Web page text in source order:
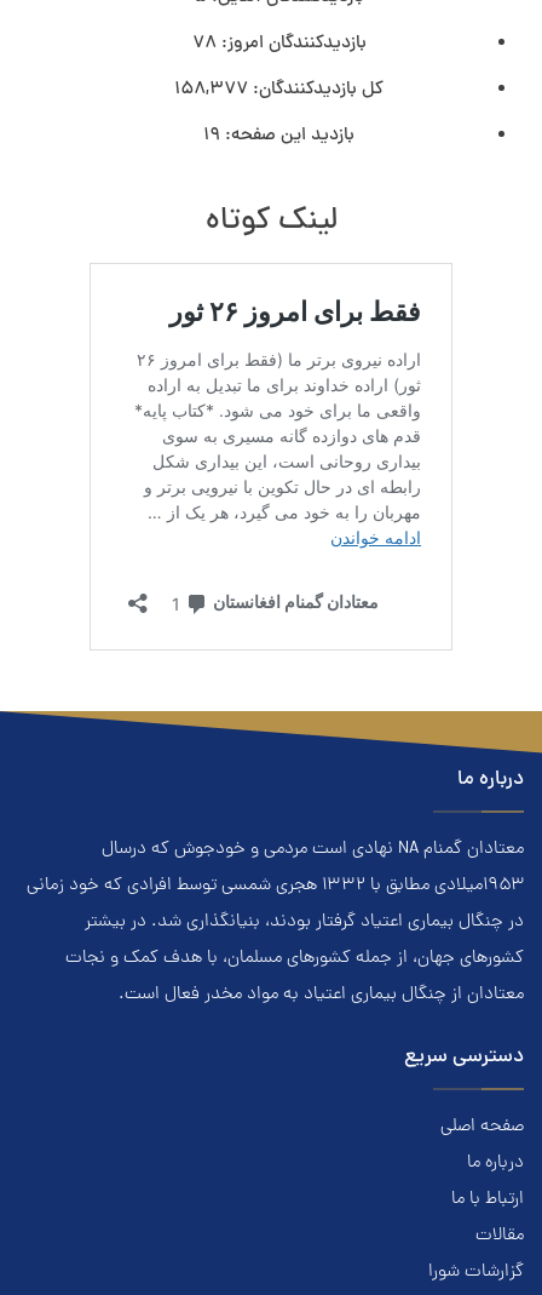
بازدیدکنندگان امروز: 78
کل بازدیدکنند‌گان: 158,377
بازدید این صفحه: 19
لینک کوتاه
درباره ما
معتادان گمنام NA نهادي است مردمي و خودجوش که درسال
۱۹۵۳ميلادي مطابق با ۱۳۳۲ هجري‌ شمسي توسط افرادي که خود زماني
در چنگال بیماری اعتياد گرفتار بودند، بنيانگذاري شد. در بيشتر
کشور‌هاي جهان، از جمله کشور‌هاي مسلمان، با هدف کمک و نجات
معتادان از چنگال بیماری اعتياد به مواد مخدر فعال است.
دسترسی سریع
صفحه اصلی
درباره ما
ارتباط با ما
مقالات
گزارشات شورا